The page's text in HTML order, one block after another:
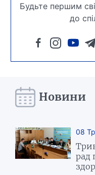
Будьте першим
до
Новини
08
рад